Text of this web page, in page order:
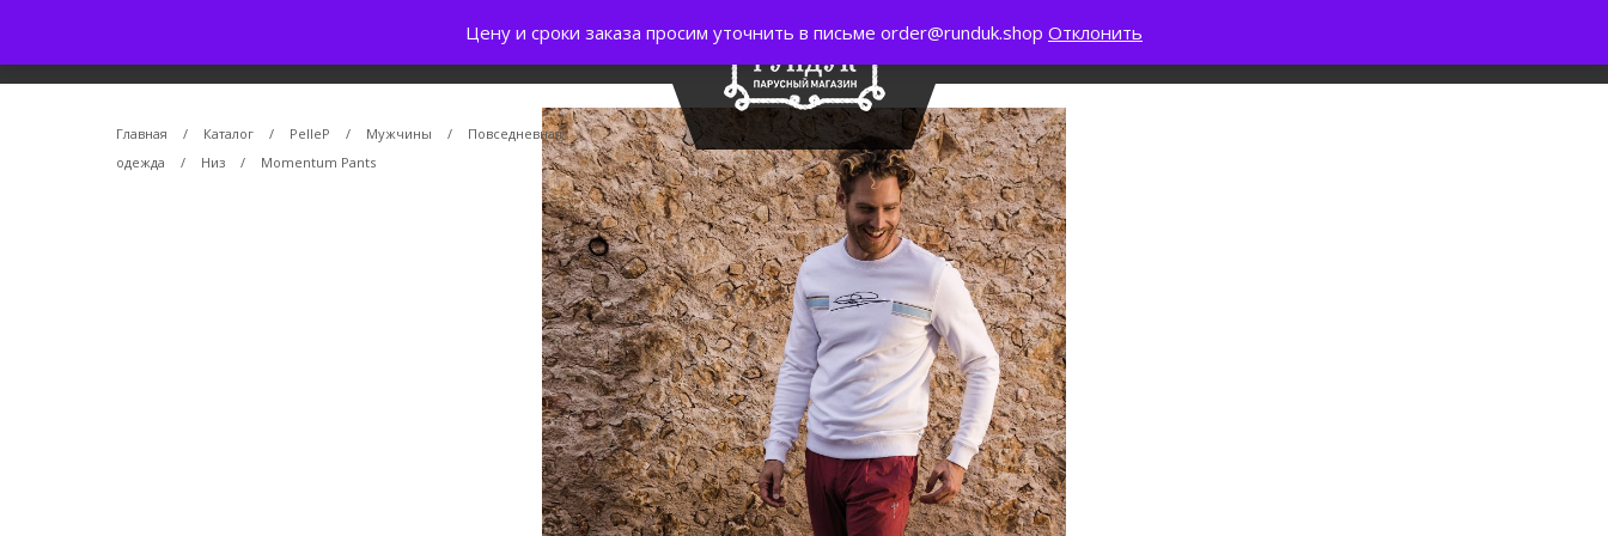
Главная / Каталог / PelleP / Мужчины /
Повседневная
одежда
/ Низ / Momentum Pants
Цену и сроки заказа просим уточнить в письме order@runduk.shop Отклонить